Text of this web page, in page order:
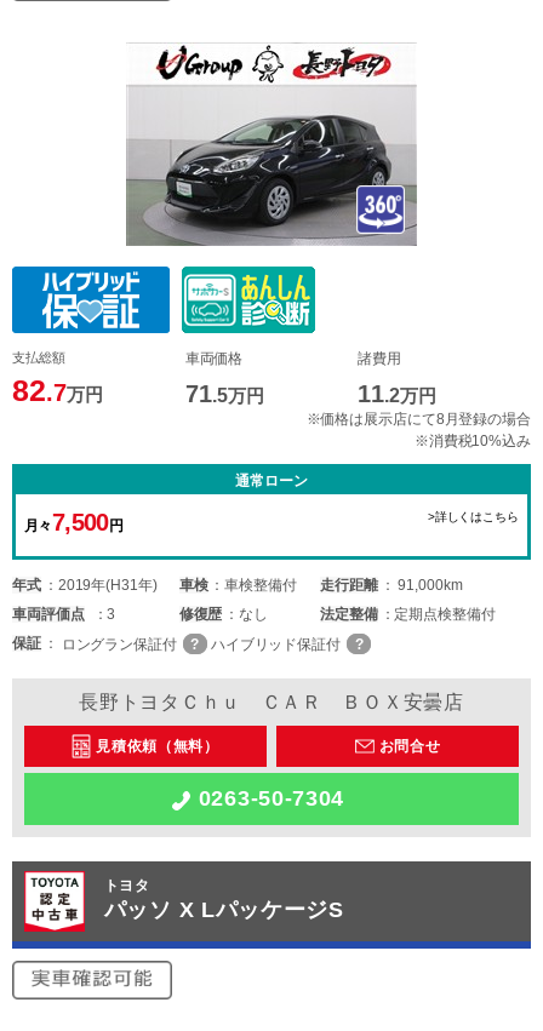
支払総額
82.7万円
車両価格
71.5万円
諸費用
11.2万円
※価格は展示店にて8月登録の場合
※消費税10%込み
通常ローン
月々7,500円
>詳しくはこちら
年式 2019年(H31年) 車検 車検整備付 走行距離
91,000km
車両評価点 3 修復歴 なし 法定整備
定期点検整備付
保証
ロングラン保証付 ハイブリッド保証付
長野トヨタＣｈｕ ＣＡＲ ＢＯＸ安曇店
見積依頼（無料） お問合せ
0263-50-7304
トヨタ
パッソ X LパッケージS